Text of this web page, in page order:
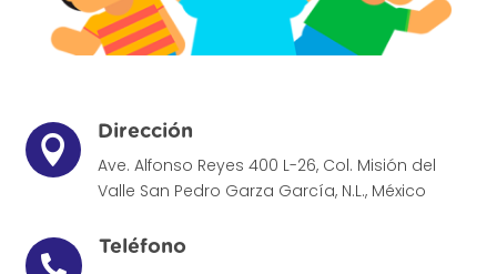

Dirección
Ave. Alfonso Reyes 400 L-26, Col. Misión del
Valle San Pedro Garza García, N.L., México

Teléfono